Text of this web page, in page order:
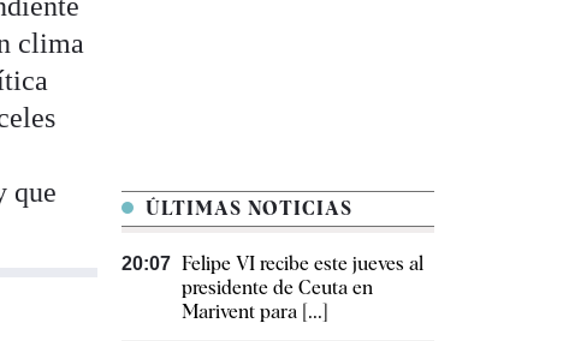
clima
que
ÚLTIMAS NOTICIAS
20:07 Felipe VI recibe este jueves al
presidente de Ceuta en
Marivent para [...]